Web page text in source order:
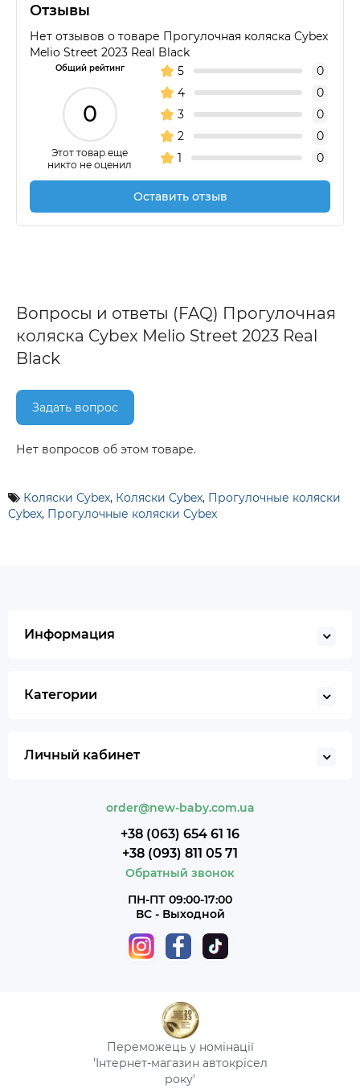
Отзывы
Нет отзывов о товаре Прогулочная коляска Cybex
Melio Street 2023 Real Black
Общий рейтинг
0
Этот товар еще
никто не оценил
5
0
4
0
3
0
2
0
1
0
Оставить отзыв
Вопросы и ответы (FAQ) Прогулочная
коляска Cybex Melio Street 2023 Real
Black
Задать вопрос
Нет вопросов об этом товаре.
Коляски Cybex, Коляски Cybex, Прогулочные коляски
Cybex, Прогулочные коляски Cybex
Информация
Категории
Личный кабинет
order@new-baby.com.ua
+38 (063) 654 61 16
+38 (093) 811 05 71
Обратный звонок
ПН-ПТ 09:00-17:00
ВС - Выходной
Переможець у номінації
'Інтернет-магазин автокрісел
року'